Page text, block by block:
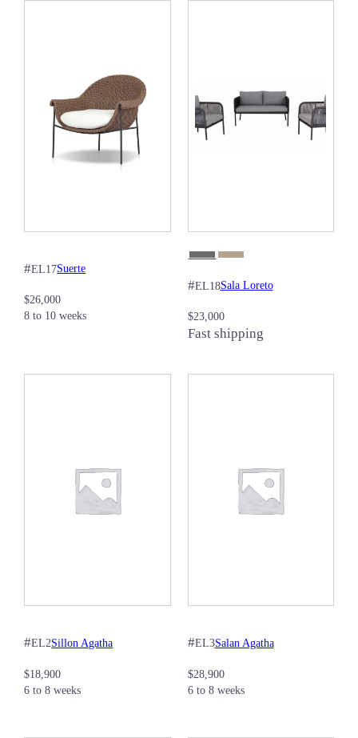
#EL17Suerte
$26,000
8 to 10 weeks
#EL18Sala Loreto
$23,000
Fast shipping
#EL2Sillon Agatha
$18,900
6 to 8 weeks
#EL3Salan Agatha
$28,900
6 to 8 weeks